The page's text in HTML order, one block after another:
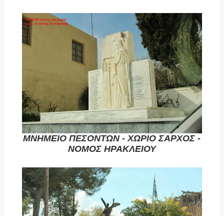
ΜΝΗΜΕΙΟ ΠΕΣΟΝΤΩΝ - ΧΩΡΙΟ ΣΑΡΧΟΣ -
ΝΟΜΟΣ ΗΡΑΚΛΕΙΟΥ